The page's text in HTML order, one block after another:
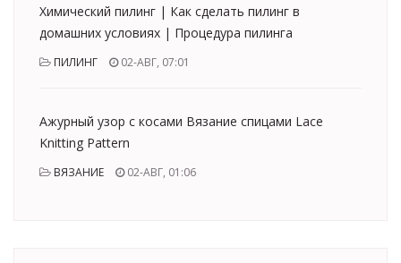
Химический пилинг | Как сделать пилинг в
домашних условиях | Процедура пилинга
ПИЛИНГ 02-АВГ, 07:01
Ажурный узор с косами Вязание спицами Lace
Knitting Pattern
ВЯЗАНИЕ 02-АВГ, 01:06